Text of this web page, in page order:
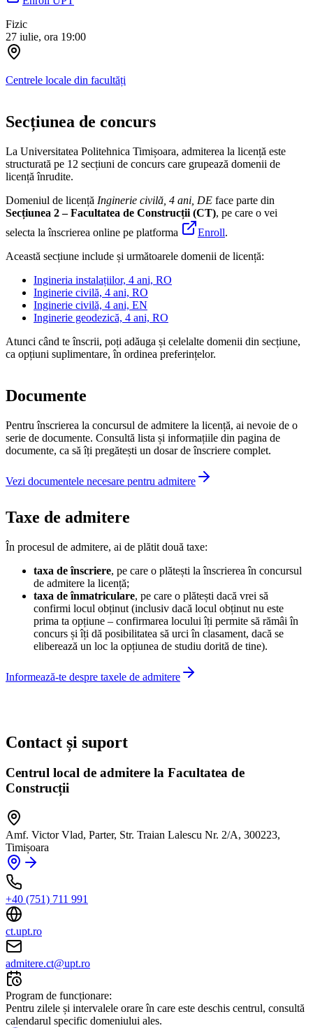
Fizic
27 iulie, ora 19:00
Centrele locale din facultăți
Secțiunea de concurs
La Universitatea Politehnica Timișoara, admiterea la licență este
structurată pe 12 secțiuni de concurs care grupează domenii de
licență înrudite.
Domeniul de licență Inginerie civilă, 4 ani, DE face parte din
Secțiunea 2 – Facultatea de Construcții (CT), pe care o vei
selecta la înscrierea online pe platforma
Enroll.
Această secțiune include și următoarele domenii de licență:
Ingineria instalațiilor, 4 ani, RO
Inginerie civilă, 4 ani, RO
Inginerie civilă, 4 ani, EN
Inginerie geodezică, 4 ani, RO
Atunci când te înscrii, poți adăuga și celelalte domenii din secțiune,
ca opțiuni suplimentare, în ordinea preferințelor.
Documente
Pentru înscrierea la concursul de admitere la licență, ai nevoie de o
serie de documente. Consultă lista și informațiile din pagina de
documente, ca să îți pregătești un dosar de înscriere complet.
Vezi documentele necesare pentru admitere
Taxe de admitere
În procesul de admitere, ai de plătit două taxe:
taxa de înscriere, pe care o plătești la înscrierea în concursul
de admitere la licență;
taxa de înmatriculare, pe care o plătești dacă vrei să
confirmi locul obținut (inclusiv dacă locul obținut nu este
prima ta opțiune – confirmarea locului îți permite să rămâi în
concurs și îți dă posibilitatea să urci în clasament, dacă se
eliberează un loc la opțiunea de studiu dorită de tine).
Informează-te despre taxele de admitere
Contact și suport
Centrul local de admitere la Facultatea de
Construcții
Amf. Victor Vlad, Parter, Str. Traian Lalescu Nr. 2/A, 300223,
Timișoara
+40 (751) 711 991
ct.upt.ro
admitere.ct@upt.ro
Program de funcționare:
Pentru zilele și intervalele orare în care este deschis centrul, consultă
calendarul specific domeniului ales.